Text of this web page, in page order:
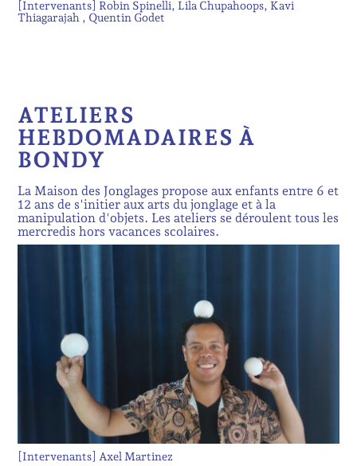
[Intervenants] Robin Spinelli Lila Chupahoops Kavi
Thiagarajah
Quentin Godet
ATELIERS
HEBDOMADAIRES À
BONDY
La Maison des Jonglages propose aux enfants entre 6 et
12 ans de s'initier aux arts du jonglage et à la
manipulation d'objets. Les ateliers se déroulent tous les
mercredis hors vacances scolaires.
[Intervenants] Axel Martinez